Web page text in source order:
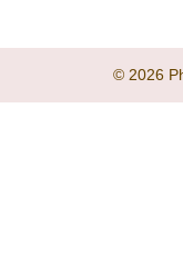
© 2026